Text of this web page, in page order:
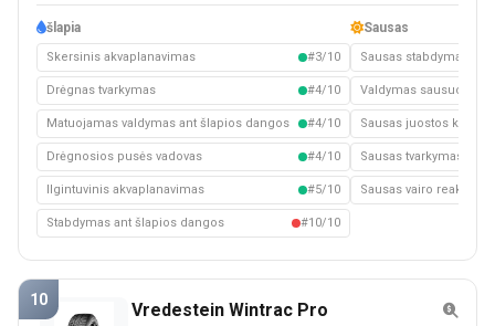
šlapia
Skersinis akvaplanavimas #3/10
Drėgnas tvarkymas #4/10
Matuojamas valdymas ant šlapios dangos #4/10
Drėgnosios pusės vadovas #4/10
Ilgintuvinis akvaplanavimas #5/10
Stabdymas ant šlapios dangos #10/10
Sausas
Sausas stabdymas
Valdymas sausuoju
Sausas juostos
Sausas tvarkymas
Sausas vairo reakcija
10 Vredestein Wintrac Pro